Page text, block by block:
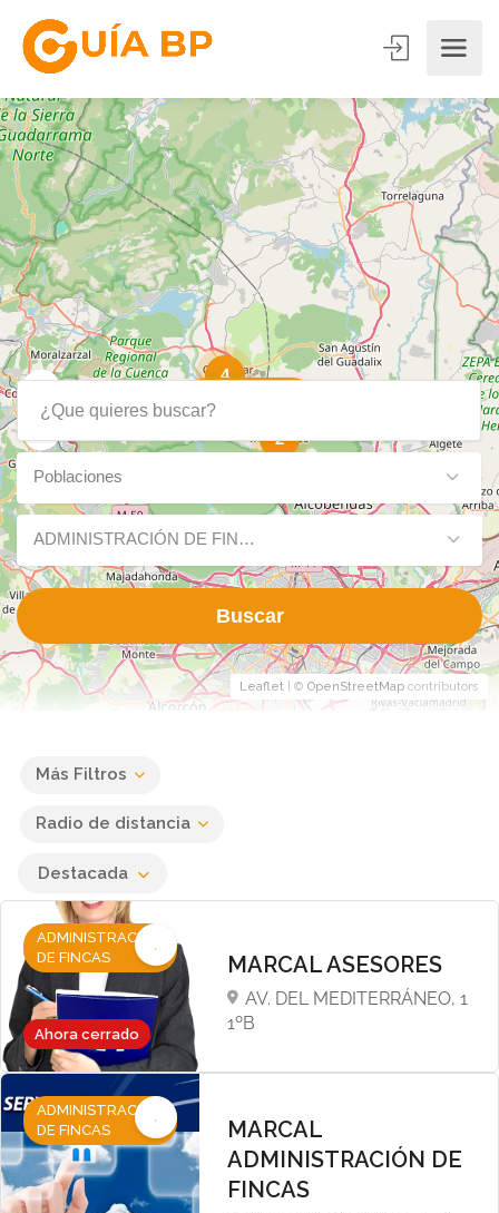
2
4
Leaflet | © OpenStreetMap contributors
Poblaciones
ADMINISTRACIÓN DE FINCAS
Buscar
Show Map
Más Filtros
Radio de distancia
Destacada
Ahora cerrado
ADMINISTRACIÓN
DE FINCAS
MARCAL ASESORES
AV. DEL MEDITERRÁNEO, 1
1ºB
ADMINISTRACIÓN
DE FINCAS
MARCAL
ADMINISTRACIÓN DE
FINCAS